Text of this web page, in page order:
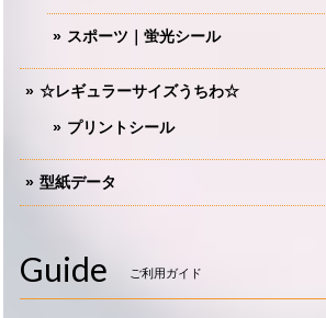
スポーツ｜蛍光シール
☆レギュラーサイズうちわ☆
プリントシール
型紙データ
Guide ご利用ガイド